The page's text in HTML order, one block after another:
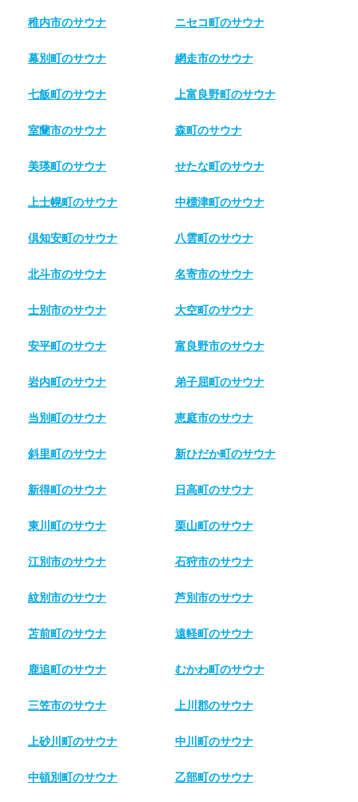
稚内市のサウナ ニセコ町のサウナ
幕別町のサウナ 網走市のサウナ
七飯町のサウナ 上富良野町のサウナ
室蘭市のサウナ 森町のサウナ
美瑛町のサウナ せたな町のサウナ
上士幌町のサウナ 中標津町のサウナ
倶知安町のサウナ 八雲町のサウナ
北斗市のサウナ 名寄市のサウナ
士別市のサウナ 大空町のサウナ
安平町のサウナ 富良野市のサウナ
岩内町のサウナ 弟子屈町のサウナ
当別町のサウナ 恵庭市のサウナ
斜里町のサウナ 新ひだか町のサウナ
新得町のサウナ 日高町のサウナ
東川町のサウナ 栗山町のサウナ
江別市のサウナ 石狩市のサウナ
紋別市のサウナ 芦別市のサウナ
苫前町のサウナ 遠軽町のサウナ
鹿追町のサウナ むかわ町のサウナ
三笠市のサウナ 上川郡のサウナ
上砂川町のサウナ 中川町のサウナ
中頓別町のサウナ 乙部町のサウナ